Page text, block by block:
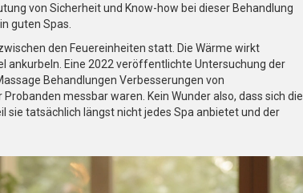
von Sicherheit und Know-how bei dieser Behandlung
guten Spas.
den Feuereinheiten statt. Die Wärme wirkt
Eine 2022 veröffentlichte Untersuchung der
Behandlungen Verbesserungen von
messbar waren. Kein Wunder also, dass sich die
sie tatsächlich längst nicht jedes Spa anbietet und der